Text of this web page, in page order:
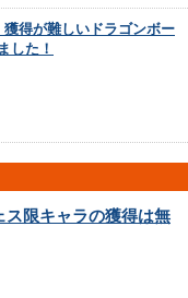
得が難しいドラゴンボー
した！
ス限キャラの獲得は無